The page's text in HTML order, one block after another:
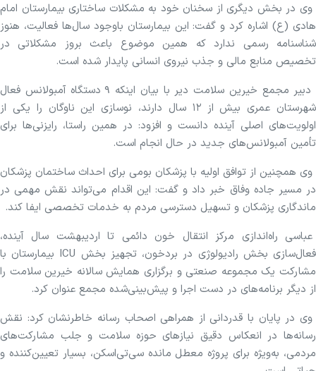
وی در بخش دیگری از سخنان خود به مشکلات ساختاری بیمارستان امام
هادی (ع) اشاره کرد و گفت: این بیمارستان باوجود سال‌ها فعالیت، هنوز
شناسنامه رسمی ندارد که همین موضوع باعث بروز مشکلاتی در
تخصیص منابع مالی و جذب نیروی انسانی پایدار شده است.
دبیر مجمع خیرین سلامت دیر با بیان اینکه ۹ دستگاه آمبولانس فعال
شهرستان عمری بیش از ۱۲ سال دارند، نوسازی این ناوگان را یکی از
اولویت‌های اصلی آینده دانست و افزود: در همین راستا، رایزنی‌ها برای
تأمین آمبولانس‌های جدید در حال انجام است.
وی همچنین از توافق اولیه با پزشکان بومی برای احداث ساختمان پزشکان
در مسیر جاده وفاق خبر داد و گفت: این اقدام می‌تواند نقش مهمی در
ماندگاری پزشکان و تسهیل دسترسی مردم به خدمات تخصصی ایفا کند.
عباسی راه‌اندازی مرکز انتقال خون دائمی تا اردیبهشت سال آینده،
فعال‌سازی بخش رادیولوژی در بردخون، تجهیز بخش ICU بیمارستان با
مشارکت یک مجموعه صنعتی و برگزاری همایش سالانه خیرین سلامت را
از دیگر برنامه‌های در دست اجرا و پیش‌بینی‌شده مجمع عنوان کرد.
وی در پایان با قدردانی از همراهی اصحاب رسانه خاطرنشان کرد: نقش
رسانه‌ها در انعکاس دقیق نیاز‌های حوزه سلامت و جلب مشارکت‌های
مردمی، به‌ویژه برای پروژه معطل مانده سی‌تی‌اسکن، بسیار تعیین‌کننده و